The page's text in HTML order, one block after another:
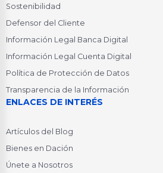
Sostenibilidad
Defensor del Cliente
Información Legal Banca Digital
Información Legal Cuenta Digital
Política de Protección de Datos
Transparencia de la Información
ENLACES DE INTERÉS
Artículos del Blog
Bienes en Dación
Únete a Nosotros